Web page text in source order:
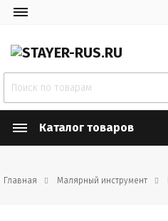
Каталог товаров
Главная Малярный инструмент